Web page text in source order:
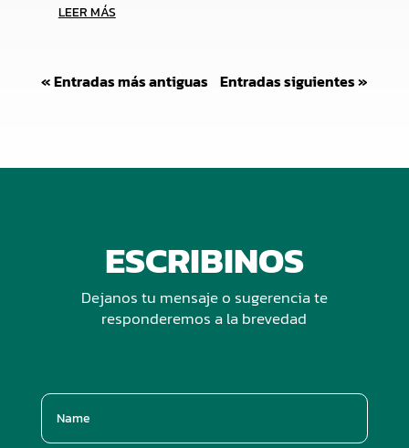
LEER MÁS
« Entradas más antiguas Entradas siguientes »
ESCRIBINOS
Dejanos tu mensaje o sugerencia te
responderemos a la brevedad